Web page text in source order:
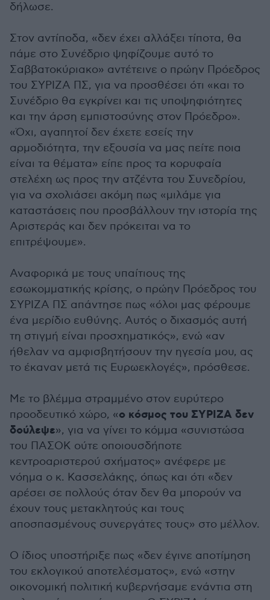
δήλωσε.
Στον αντίποδα, «δεν έχει αλλάξει τίποτα, θα
πάμε στο Συνέδριο ψηφίζουμε αυτό το
Σαββατοκύριακο» αντέτεινε ο πρώην Πρόεδρος
του ΣΥΡΙΖΑ ΠΣ, για να προσθέσει ότι «και το
Συνέδριο θα εγκρίνει και τις υποψηφιότητες
και την άρση εμπιστοσύνης στον Πρόεδρο».
«Όχι, αγαπητοί δεν έχετε εσείς την
αρμοδιότητα, την εξουσία να μας πείτε ποια
είναι τα θέματα» είπε προς τα κορυφαία
στελέχη ως προς την ατζέντα του Συνεδρίου,
για να σχολιάσει ακόμη πως «μιλάμε για
καταστάσεις που προσβάλλουν την ιστορία της
Αριστεράς και δεν πρόκειται να το
επιτρέψουμε».
Αναφορικά με τους υπαίτιους της
εσωκομματικής κρίσης, ο πρώην Πρόεδρος του
ΣΥΡΙΖΑ ΠΣ απάντησε πως «όλοι μας φέρουμε
ένα μερίδιο ευθύνης. Αυτός ο διχασμός αυτή
τη στιγμή είναι προσχηματικός», ενώ «αν
ήθελαν να αμφισβητήσουν την ηγεσία μου, ας
το έκαναν μετά τις Ευρωεκλογές», πρόσθεσε.
Με το βλέμμα στραμμένο στον ευρύτερο
προοδευτικό χώρο, «ο κόσμος του ΣΥΡΙΖΑ δεν
δούλεψε», για να γίνει το κόμμα «συνιστώσα
του ΠΑΣΟΚ ούτε οποιουσδήποτε
κεντροαριστερού σχήματος» ανέφερε με
νόημα ο κ. Κασσελάκης, όπως και ότι «δεν
αρέσει σε πολλούς όταν δεν θα μπορούν να
έχουν τους μετακλητούς και τους
αποσπασμένους συνεργάτες τους» στο μέλλον.
Ο ίδιος υποστήριξε πως «δεν έγινε αποτίμηση
του εκλογικού αποτελέσματος», ενώ «στην
οικονομική πολιτική κυβερνήσαμε ενάντια στη